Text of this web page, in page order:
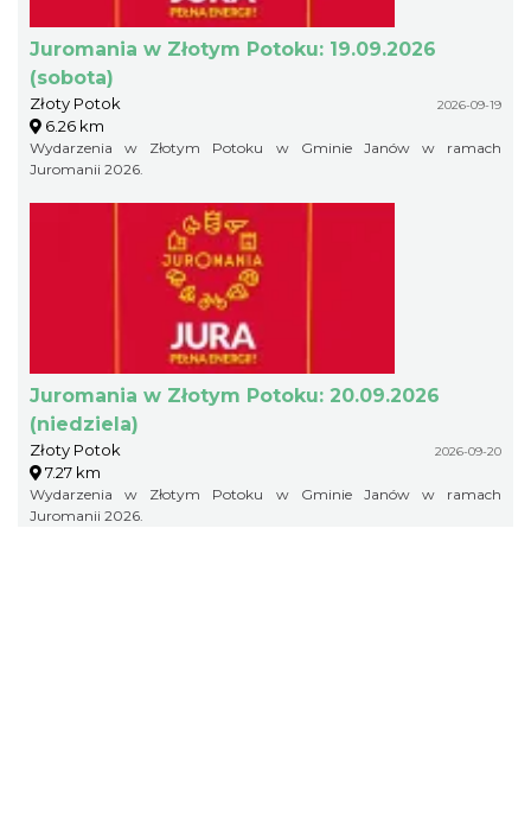
Juromania w Złotym Potoku: 19.09.2026
(sobota)
Złoty Potok 2026-09-19
6.26 km
Wydarzenia w Złotym Potoku w Gminie Janów w ramach
Juromanii 2026.
Juromania w Złotym Potoku: 20.09.2026
(niedziela)
Złoty Potok 2026-09-20
7.27 km
Wydarzenia w Złotym Potoku w Gminie Janów w ramach
Juromanii 2026.